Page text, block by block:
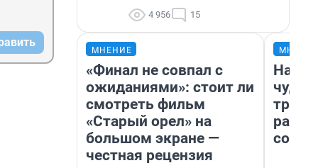
4 956 15
МНЕНИЕ
«Финал не совпал с
ожиданиями»: стоит ли
смотреть фильм
«Старый орел» на
большом экране —
честная рецензия